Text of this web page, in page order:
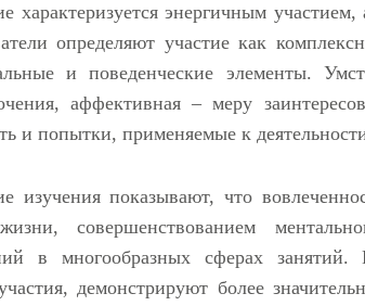
характеризуется энергичным
определяют участие как
и поведенческие элементы.
аффективная – меру
и попытки, применяемые к
изучения показывают, что
совершенствованием
в многообразных сферах
демонстрируют более